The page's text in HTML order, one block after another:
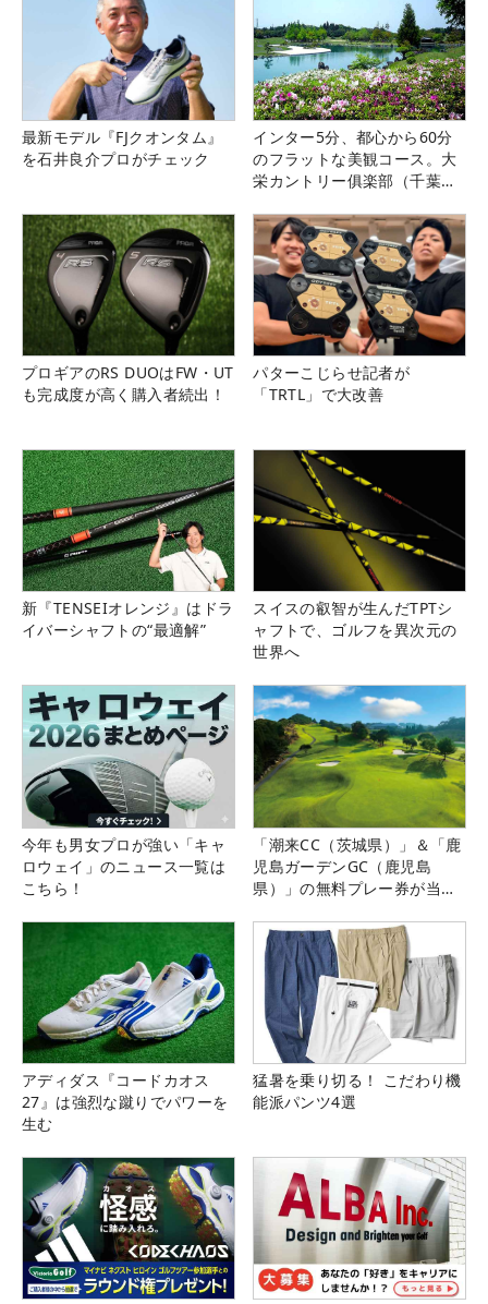
最新モデル『FJクオンタム』
を石井良介プロがチェック
インター5分、都心から60分
のフラットな美観コース。大
栄カントリー俱楽部（千葉
プロギアのRS DUOはFW・UT
も完成度が高く購入者続出！
パターこじらせ記者が
「TRTL」で大改善
新『TENSEIオレンジ』はドラ
イバーシャフトの“最適解”
スイスの叡智が生んだTPTシ
ャフトで、ゴルフを異次元の
世界へ
今年も男女プロが強い「キャ
ロウェイ」のニュース一覧は
こちら！
「潮来CC（茨城県）」＆「鹿
児島ガーデンGC（鹿児島
県）」の無料プレー券が当た
アディダス『コードカオス
27』は強烈な蹴りでパワーを
生む
猛暑を乗り切る！ こだわり機
能派パンツ4選